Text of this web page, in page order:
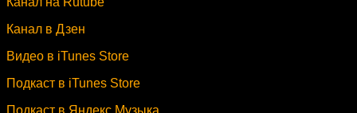
Канал в Дзен
Видео в iTunes Store
Подкаст в iTunes Store
Подкаст в Яндекс.Музыка